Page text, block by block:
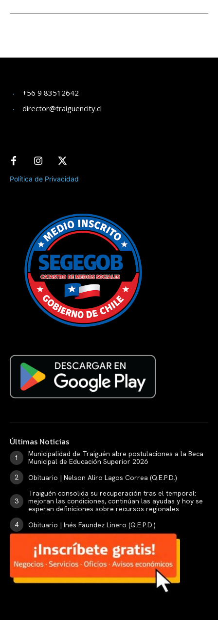
+56 9 83512642
director@traiguencity.cl
Política de Privacidad
Últimas Noticias
Municipalidad de Traiguén abre postulaciones a la Beca
Municipal de Educación Superior 2026
Obituario | Nelson Aliro Lagos Correa (Q.E.P.D.)
Traiguén consolida su recuperación tras el temporal:
mejoran las condiciones, continúan las ayudas y hoy se
esperan definiciones sobre recursos regionales
Obituario | Inés Faundez Linero (Q.E.P.D.)